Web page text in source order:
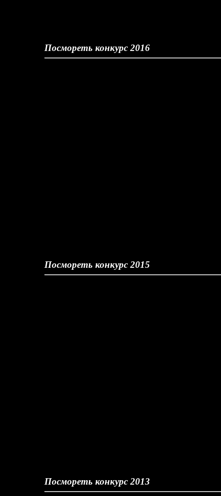
Посмореть конкурс 2016
Посмореть конкурс 2015
Посмореть конкурс 2013